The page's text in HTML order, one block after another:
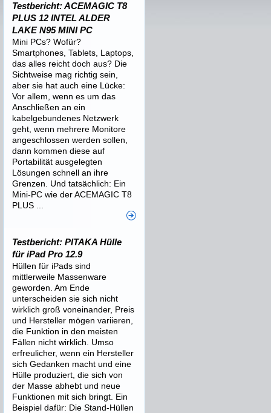
Testbericht: ACEMAGIC T8
PLUS 12 INTEL ALDER
LAKE N95 MINI PC
Mini PCs? Wofür?
Smartphones, Tablets, Laptops,
das alles reicht doch aus? Die
Sichtweise mag richtig sein,
aber sie hat auch eine Lücke:
Vor allem, wenn es um das
Anschließen an ein
kabelgebundenes Netzwerk
geht, wenn mehrere Monitore
angeschlossen werden sollen,
dann kommen diese auf
Portabilität ausgelegten
Lösungen schnell an ihre
Grenzen. Und tatsächlich: Ein
Mini-PC wie der ACEMAGIC T8
PLUS ...
Testbericht: PITAKA Hülle
für iPad Pro 12.9
Hüllen für iPads sind
mittlerweile Massenware
geworden. Am Ende
unterscheiden sie sich nicht
wirklich groß voneinander, Preis
und Hersteller mögen variieren,
die Funktion in den meisten
Fällen nicht wirklich. Umso
erfreulicher, wenn ein Hersteller
sich Gedanken macht und eine
Hülle produziert, die sich von
der Masse abhebt und neue
Funktionen mit sich bringt. Ein
Beispiel dafür: Die Stand-Hüllen